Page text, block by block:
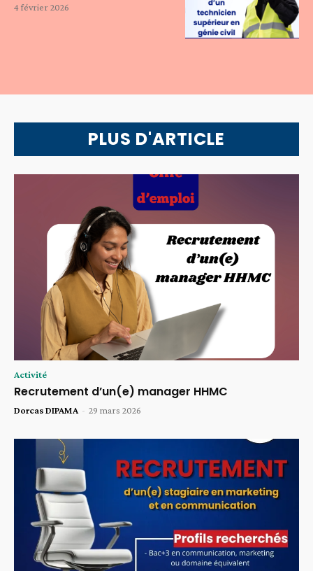
4 février 2026
PLUS D'ARTICLE
Activité
Recrutement d’un(e) manager HHMC
Dorcas DIPAMA - 29 mars 2026